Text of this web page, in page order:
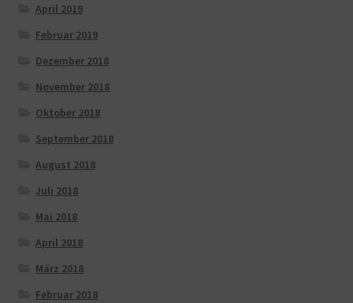
April 2019
Februar 2019
Dezember 2018
November 2018
Oktober 2018
September 2018
August 2018
Juli 2018
Mai 2018
April 2018
März 2018
Februar 2018